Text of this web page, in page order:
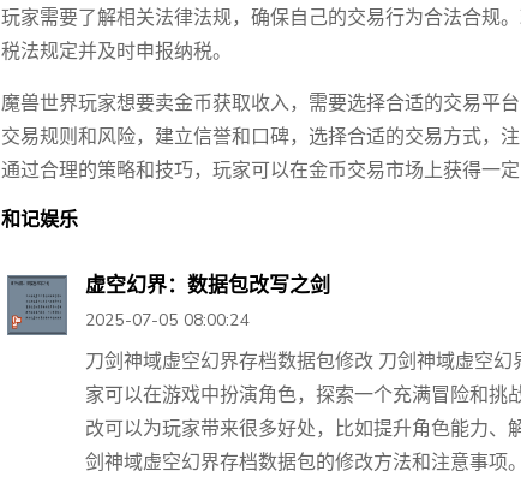
玩家需要了解相关法律法规，确保自己的交易行为合法合规
税法规定并及时申报纳税。
魔兽世界玩家想要卖金币获取收入，需要选择合适的交易平
交易规则和风险，建立信誉和口碑，选择合适的交易方式，
通过合理的策略和技巧，玩家可以在金币交易市场上获得一定
和记娱乐
虚空幻界：数据包改写之剑
2025-07-05 08:00:24
刀剑神域虚空幻界存档数据包修改 刀剑神域虚空
家可以在游戏中扮演角色，探索一个充满冒险和
改可以为玩家带来很多好处，比如提升角色能力、
剑神域虚空幻界存档数据包的修改方法和注意事项